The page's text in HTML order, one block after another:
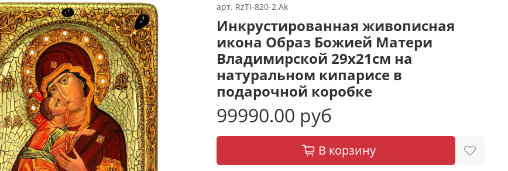
арт. RzTI-820-2.Ak
Инкрустированная живописная
икона Образ Божией Матери
Владимирской 29х21см на
натуральном кипарисе в
подарочной коробке
99990.00 руб
В корзину